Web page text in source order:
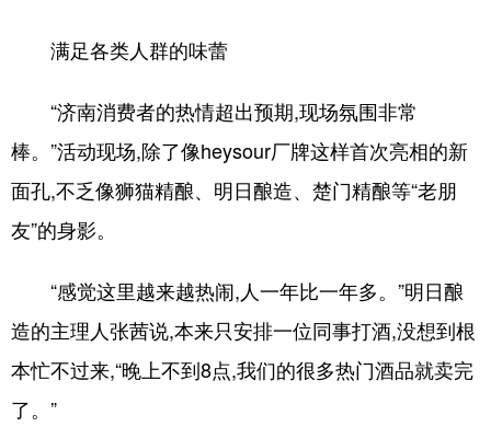
彩票
悦读 公益
亚太网 上市公司 投教基地
地方频道
首页
政事 文旅 社会民生 山东产经
文娱 融媒秀 地市 科教
健康 微视齐鲁
满足各类人群的味蕾
“济南消费者的热情超出预期,现场氛围非常
棒。”活动现场,除了像heysour厂牌这样首次亮相的新
面孔,不乏像狮猫精酿、明日酿造、楚门精酿等“老朋
友”的身影。
“感觉这里越来越热闹,人一年比一年多。”明日酿
造的主理人张茜说,本来只安排一位同事打酒,没想到根
本忙不过来,“晚上不到8点,我们的很多热门酒品就卖完
了。”